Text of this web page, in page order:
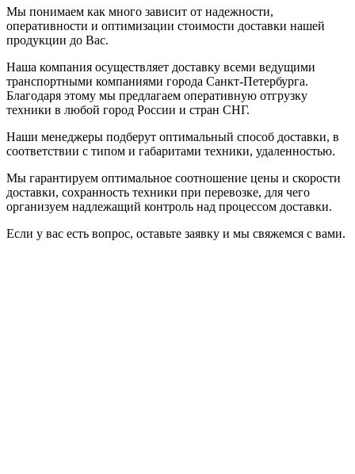
Мы понимаем как много зависит от надежности,
оперативности и оптимизации стоимости доставки нашей
продукции до Вас.
Наша компания осуществляет доставку всеми ведущими
транспортными компаниями города Санкт-Петербурга.
Благодаря этому мы предлагаем оперативную отгрузку
техники в любой город России и стран СНГ.
Наши менеджеры подберут оптимальный способ доставки, в
соответствии с типом и габаритами техники, удаленностью.
Мы гарантируем оптимальное соотношение цены и скорости
доставки, сохранность техники при перевозке, для чего
организуем надлежащий контроль над процессом доставки.
Если у вас есть вопрос, оставьте заявку и мы свяжемся с вами.